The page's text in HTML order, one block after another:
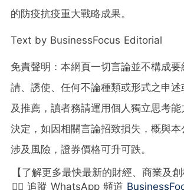
的防疫抗疫重大戰略成果。
Text by BusinessFocus Editorial
免責聲明：本網頁一切言論並不構成
請、誘使、任何不論種類或形式之申
及推薦，讀者務請運用個人獨立思考
決定，如因相關言論招致損失，概與
涉及風險，證券價格可升可跌。
【了解更多最快最新的財經、商業及創
👉🏻 追蹤 WhatsApp 頻道